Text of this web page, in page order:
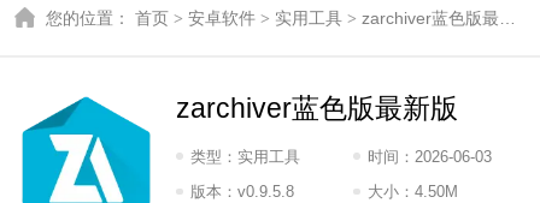
您的位置：首页 >安卓软件 > 实用工具 >zarchiver蓝色版最新版
zarchiver蓝色版最新版
类型： 实用工具 时间： 2026-06-03
17:2026
版本：v0.9.5.8 大小： 4.50M